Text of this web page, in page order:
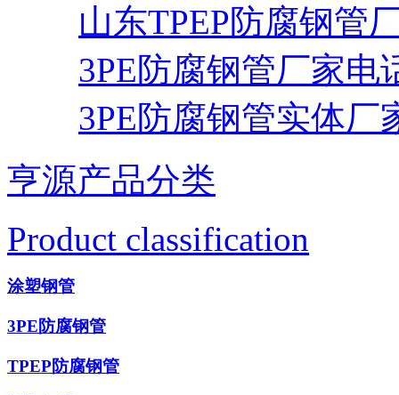
山东TPEP防腐钢管
3PE防腐钢管厂家电
3PE防腐钢管实体厂
亨源产品分类
Product classification
涂塑钢管
3PE防腐钢管
TPEP防腐钢管